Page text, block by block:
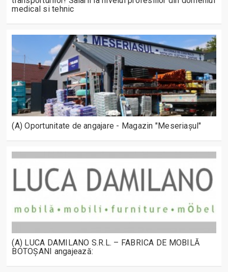
medical si tehnic
(A) Oportunitate de angajare - Magazin "Meseriașul"
(A) LUCA DAMILANO S.R.L. – FABRICA DE MOBILĂ
BOTOȘANI angajează: